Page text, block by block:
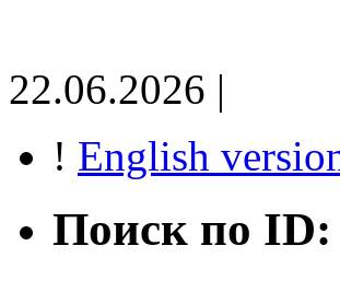
22.06.2026 |
! English
Поиск по ID: